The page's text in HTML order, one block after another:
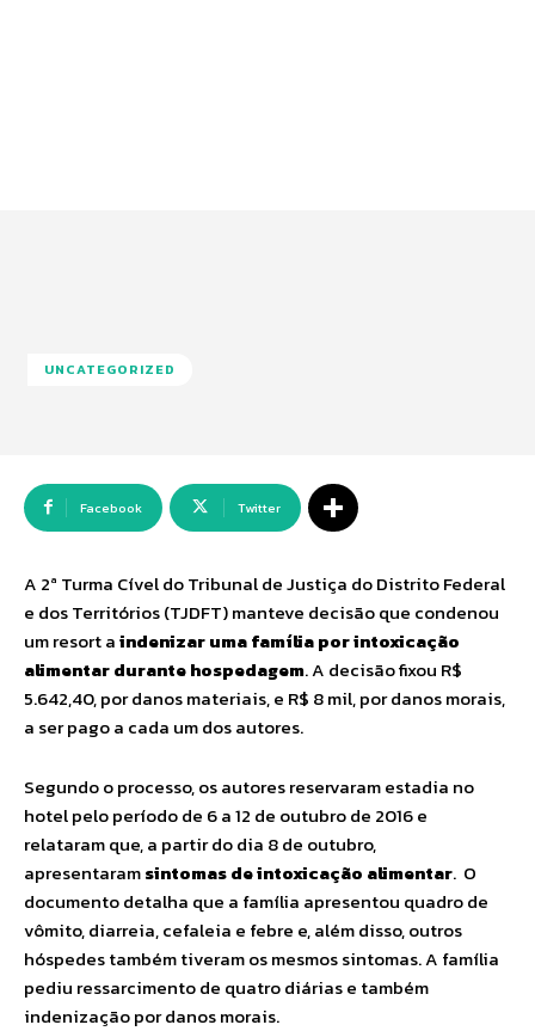
UNCATEGORIZED
Facebook Twitter
A 2ª Turma Cível do Tribunal de Justiça do Distrito Federal
e dos Territórios (TJDFT) manteve decisão que condenou
um resort aindenizar uma família por intoxicação
alimentar durante hospedagem. A decisão fixou R$
5.642,40, por danos materiais, e R$ 8 mil, por danos morais,
a ser pago a cada um dos autores.
Segundo o processo, os autores reservaram estadia no
hotel pelo período de 6 a 12 de outubro de 2016 e
relataram que, a partir do dia 8 de outubro,
apresentaramsintomas de intoxicação alimentar. O
documento detalha que a família apresentou quadro de
vômito, diarreia, cefaleia e febre e, além disso, outros
hóspedes também tiveram os mesmos sintomas. A família
pediu ressarcimento de quatro diárias e também
indenização por danos morais.